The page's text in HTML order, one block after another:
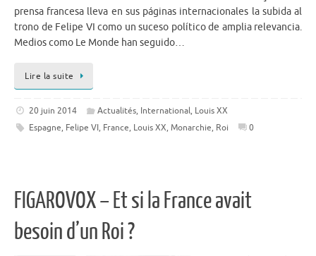
prensa francesa lleva en sus páginas internacionales la subida al
trono de Felipe VI como un suceso político de amplia relevancia.
Medios como Le Monde han seguido…
Lire la suite
20 juin 2014 Actualités, International, Louis XX
Espagne, Felipe VI, France, Louis XX, Monarchie, Roi 0
FIGAROVOX – Et si la France avait
besoin d’un Roi ?